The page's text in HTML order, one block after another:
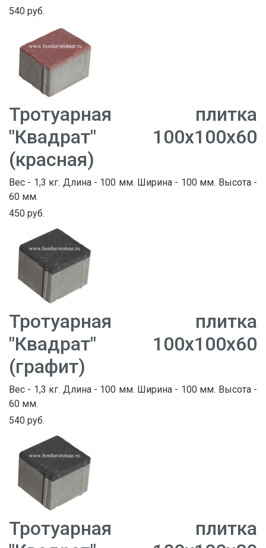
540 руб.
Тротуарная плитка
"Квадрат" 100х100х60
(красная)
Вес - 1,3 кг. Длина - 100 мм. Ширина - 100 мм. Высота -
60 мм.
450 руб.
Тротуарная плитка
"Квадрат" 100х100х60
(графит)
Вес - 1,3 кг. Длина - 100 мм. Ширина - 100 мм. Высота -
60 мм.
540 руб.
Тротуарная плитка